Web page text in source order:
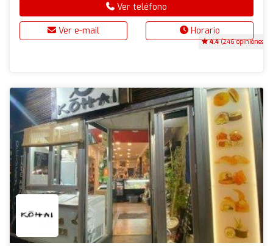
4.4(246 opiniones)
Ver teléfono
Ver e-mail Horario